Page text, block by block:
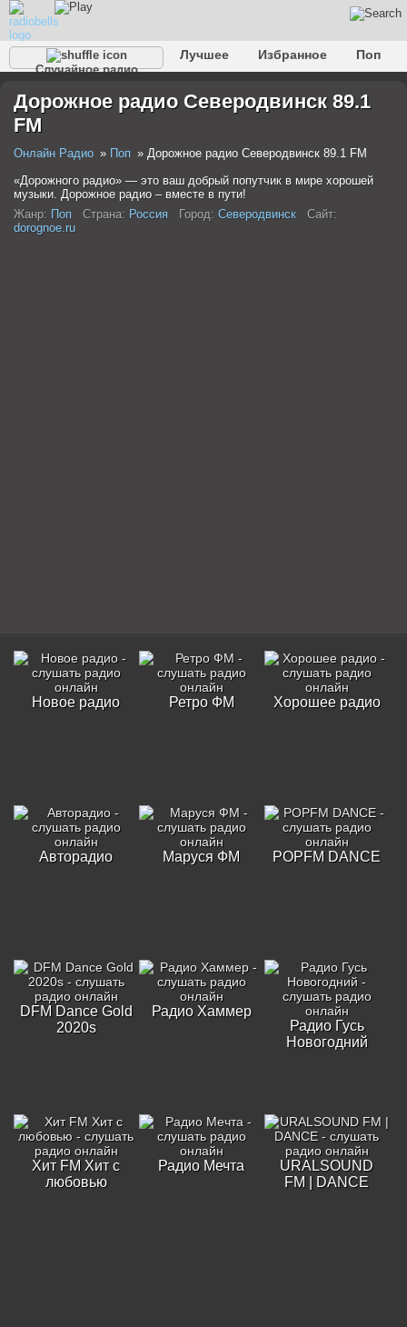
Случайное радио
Лучшее Избранное
Поп
Разговорное
Рэп Транс Дип-хаус
Фолк
Джаз
Дорожное радио Северодвинск 89.1
FM
Онлайн Радио Поп
Дорожное радио Северодвинск 89.1 FM
«Дорожного радио» — это ваш добрый попутчик в мире хорошей
музыки. Дорожное радио – вместе в пути!
Жанр: Поп Страна: Россия Город: Северодвинск
Сайт:
dorognoe.ru
Новое радио Ретро ФМ Хорошее радио
Авторадио Маруся ФМ POPFM DANCE
DFM Dance Gold
2020s
Радио Хаммер
Радио Гусь
Новогодний
Хит FM Хит с
любовью
Радио Мечта
URALSOUND
FM | DANCE